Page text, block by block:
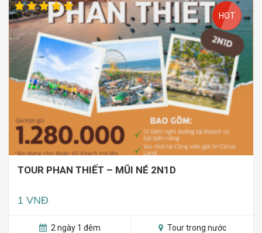
HOT
TOUR PHAN THIẾT – MŨI NÉ 2N1D
1 VNĐ
2 ngày 1 đêm Tour trong nước